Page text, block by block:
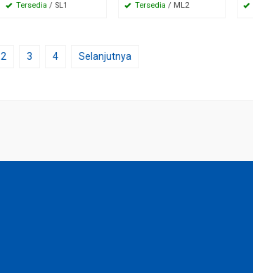
Tersedia / SL1
Tersedia / ML2
2 3 4 Selanjutnya